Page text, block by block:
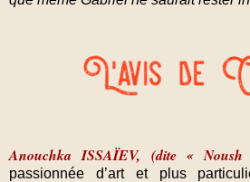
Anouchka ISSAÏEV, (dite «
passionnée d’art et plus